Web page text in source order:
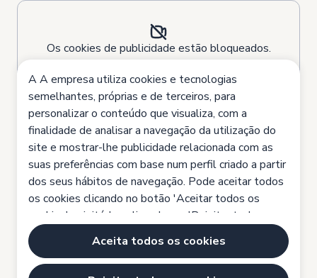
Os cookies de publicidade estão bloqueados.
Modifique as suas definições de cookies para
ver o vídeo.
Temos574 ofertaspara si
Localização Subcategoria
Atualmente não há vagas disponíveis.
A A empresa utiliza cookies e tecnologias
semelhantes, próprias e de terceiros, para
personalizar o conteúdo que visualiza, com a
finalidade de analisar a navegação da utilização do
site e mostrar-lhe publicidade relacionada com as
suas preferências com base num perfil criado a partir
dos seus hábitos de navegação. Pode aceitar todos
os cookies clicando no botão 'Aceitar todos os
cookies', rejeitá-los clicando em 'Rejeitar todos os
cookies' ou configurá-los clicando em 'Definições de
cookies'.
Política de cookies
Aceita todos os cookies